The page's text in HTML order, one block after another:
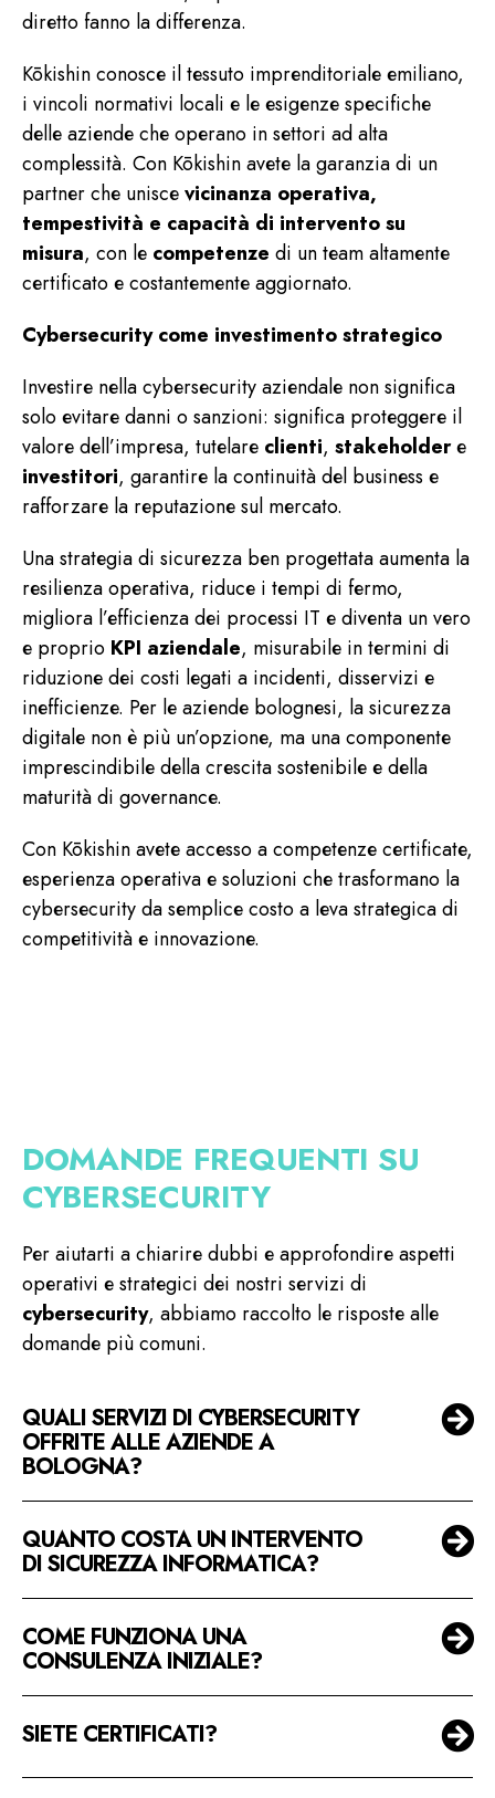
diretto fanno la differenza.
Kōkishin conosce il tessuto imprenditoriale emiliano,
i vincoli normativi locali e le esigenze specifiche
delle aziende che operano in settori ad alta
complessità. Con Kōkishin avete la garanzia di un
partner che unisce vicinanza operativa,
tempestività e capacità di intervento su
misura, con le competenze di un team altamente
certificato e costantemente aggiornato.
Cybersecurity come investimento strategico
Investire nella cybersecurity aziendale non significa
solo evitare danni o sanzioni: significa proteggere il
valore dell’impresa, tutelare clienti, stakeholdere
investitori, garantire la continuità del business e
rafforzare la reputazione sul mercato.
Una strategia di sicurezza ben progettata aumenta la
resilienza operativa, riduce i tempi di fermo,
migliora l’efficienza dei processi IT e diventa un vero
e proprio KPI aziendale, misurabile in termini di
riduzione dei costi legati a incidenti, disservizi e
inefficienze. Per le aziende bolognesi, la sicurezza
digitale non è più un’opzione, ma una componente
imprescindibile della crescita sostenibile e della
maturità di governance.
Con Kōkishin avete accesso a competenze certificate,
esperienza operativa e soluzioni che trasformano la
cybersecurity da semplice costo a leva strategica di
competitività e innovazione.
DOMANDE FREQUENTI SU
CYBERSECURITY
Per aiutarti a chiarire dubbi e approfondire aspetti
operativi e strategici dei nostri servizi di
cybersecurity, abbiamo raccolto le risposte alle
domande più comuni.
QUALI SERVIZI DI CYBERSECURITY
OFFRITE ALLE AZIENDE A
BOLOGNA?
QUANTO COSTA UN INTERVENTO
DI SICUREZZA INFORMATICA?
COME FUNZIONA UNA
CONSULENZA INIZIALE?
SIETE CERTIFICATI?